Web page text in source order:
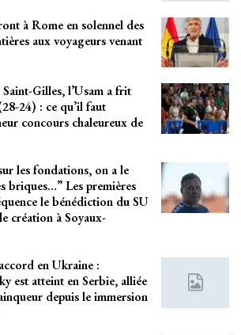
à Rome en solennel des
aux voyageurs venant
Gilles, l’Usam a frit
24) : ce qu’il faut
concours chaleureux de
les fondations, on a le
briques…” Les premières
le bénédiction du SU
création à Soyaux-
en Ukraine :
est atteint en Serbie, alliée
depuis le immersion